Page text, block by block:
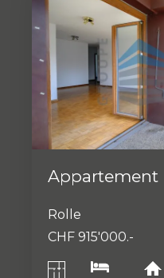
Appartement
Rolle
CHF 915'000.-